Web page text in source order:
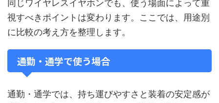
同じワイヤレスイヤホンでも、使う場面によって重
視すべきポイントは変わります。ここでは、用途別
に比較の考え方を整理します。
通勤・通学で使う場合
通勤・通学では、持ち運びやすさと装着の安定感が